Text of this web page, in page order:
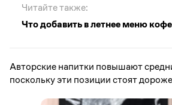
Читайте также:
Что добавить в летнее меню
Авторские напитки повышают
поскольку эти позиции стоят